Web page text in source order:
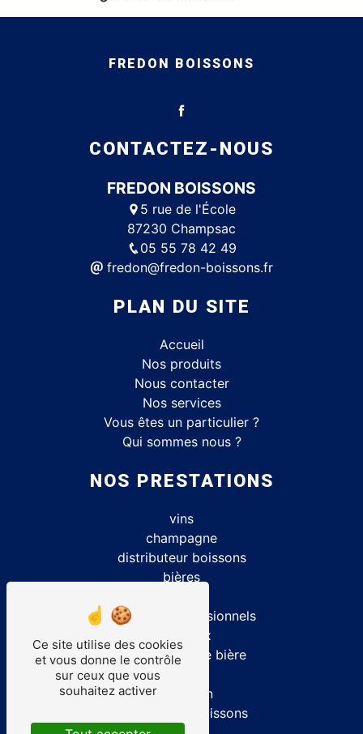
FREDON BOISSONS
CONTACTEZ-NOUS
FREDON BOISSONS
5 rue de l'École
87230 Champsac
05 55 78 42 49
fredon@fredon-boissons.fr
PLAN DU SITE
Accueil
Nos produits
Nous contacter
Nos services
Vous êtes un particulier ?
Qui sommes nous ?
NOS PRESTATIONS
vins
champagne
distributeur boissons
bières
matériels professionnels
spiritueux
location tireuse bière
cave à vin
grossiste en boissons
Ce site utilise des cookies
et vous donne le contrôle
sur ceux que vous
souhaitez activer